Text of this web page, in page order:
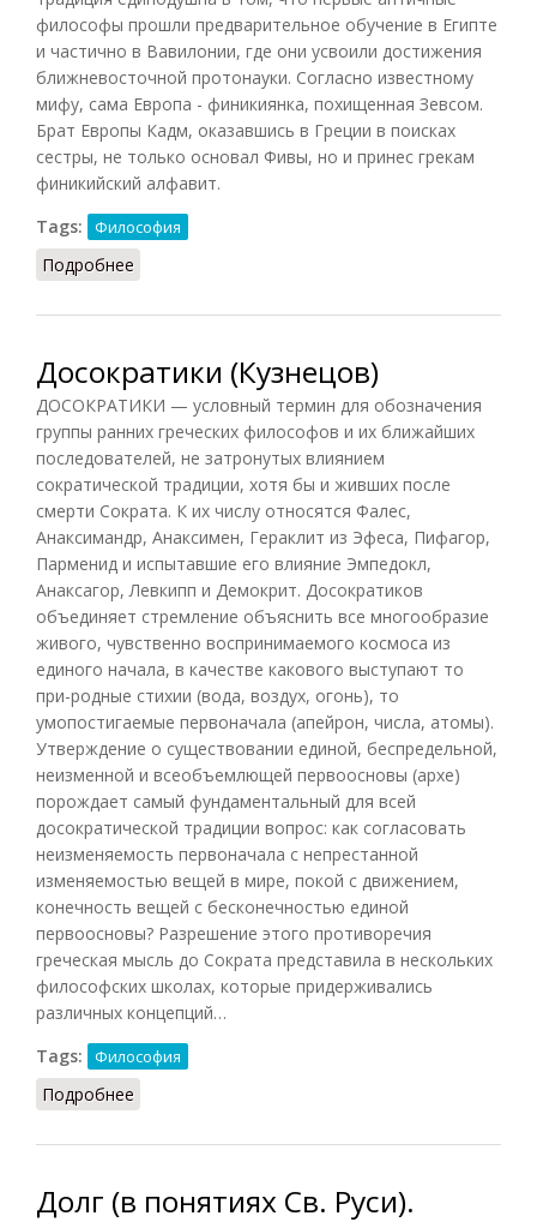
философы прошли предварительное обучение в Египте
и частично в Вавилонии, где они усвоили достижения
ближневосточной протонауки. Согласно известному
мифу, сама Европа - финикиянка, похищенная Зевсом.
Брат Европы Кадм, оказавшись в Греции в поисках
сестры, не только основал Фивы, но и принес грекам
финикийский алфавит.
Tags:
Философия
Подробнее
Досократики (Кузнецов)
ДОСОКРАТИКИ — условный термин для обозначения
группы ранних греческих философов и их ближайших
последователей, не затронутых влиянием
сократической традиции, хотя бы и живших после
смерти Сократа. К их числу относятся Фалес,
Анаксимандр, Анаксимен, Гераклит из Эфеса, Пифагор,
Парменид и испытавшие его влияние Эмпедокл,
Анаксагор, Левкипп и Демокрит. Досократиков
объединяет стремление объяснить все многообразие
живого, чувственно воспринимаемого космоса из
единого начала, в качестве какового выступают то
при-родные стихии (вода, воздух, огонь), то
умопостигаемые первоначала (апейрон, числа, атомы).
Утверждение о существовании единой, беспредельной,
неизменной и всеобъемлющей первоосновы (архе)
порождает самый фундаментальный для всей
досократической традиции вопрос: как согласовать
неизменяемость первоначала с непрестанной
изменяемостью вещей в мире, покой с движением,
конечность вещей с бесконечностью единой
первоосновы? Разрешение этого противоречия
греческая мысль до Сократа представила в нескольких
философских школах, которые придерживались
различных концепций…
Tags:
Философия
Подробнее
Долг (в понятиях Св. Руси).